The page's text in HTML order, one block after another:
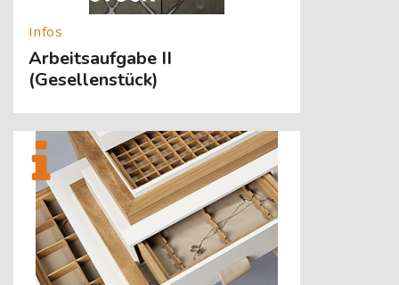
Arbeitsaufgabe II
(Gesellenstück)
[Cocoon] About (Text with Image) überspringen